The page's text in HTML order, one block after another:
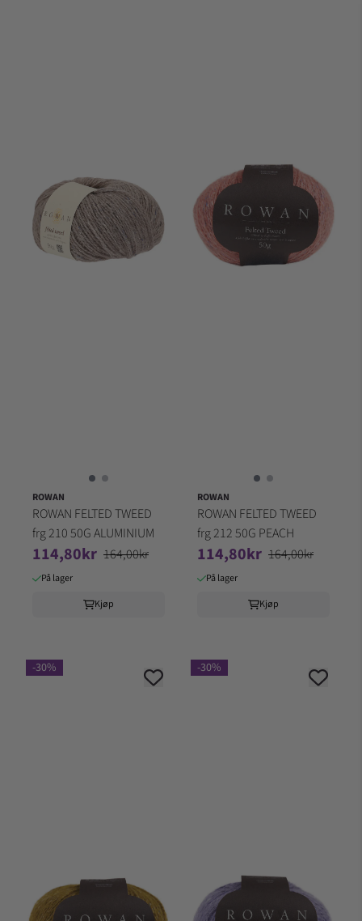
ROWAN
ROWAN FELTED TWEED
frg 210 50G ALUMINIUM
114,80kr 164,00kr
På lager
Kjøp
ROWAN
ROWAN FELTED TWEED
frg 212 50G PEACH
114,80kr 164,00kr
På lager
Kjøp
-30% -30%